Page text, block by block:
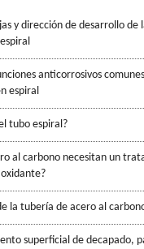
y dirección de desarrollo de
anticorrosivos
espiral
tubo espiral?
al carbono necesitan un
la tubería de acero al
superficial de decapado,